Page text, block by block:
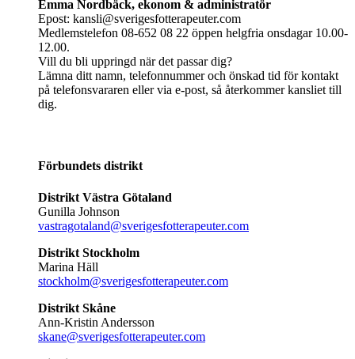
Emma Nordbäck, ekonom & administratör
Epost: kansli@sverigesfotterapeuter.com
Medlemstelefon 08-652 08 22 öppen helgfria onsdagar 10.00-
12.00.
Vill du bli uppringd när det passar dig?
Lämna ditt namn, telefonnummer och önskad tid för kontakt
på telefonsvararen eller via e-post, så återkommer kansliet till
dig.
Förbundets distrikt
Distrikt Västra Götaland
Gunilla Johnson
vastragotaland@sverigesfotterapeuter.com
Distrikt Stockholm
Marina Häll
stockholm@sverigesfotterapeuter.com
Distrikt Skåne
Ann-Kristin Andersson
skane@sverigesfotterapeuter.com